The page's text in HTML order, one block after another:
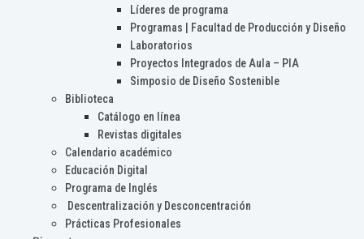
Líderes de programa
Programas | Facultad de Producción y Diseño
Laboratorios
Proyectos Integrados de Aula – PIA
Simposio de Diseño Sostenible
Biblioteca
Catálogo en línea
Revistas digitales
Calendario académico
Educación Digital
Programa de Inglés
Descentralización y Desconcentración
Prácticas Profesionales